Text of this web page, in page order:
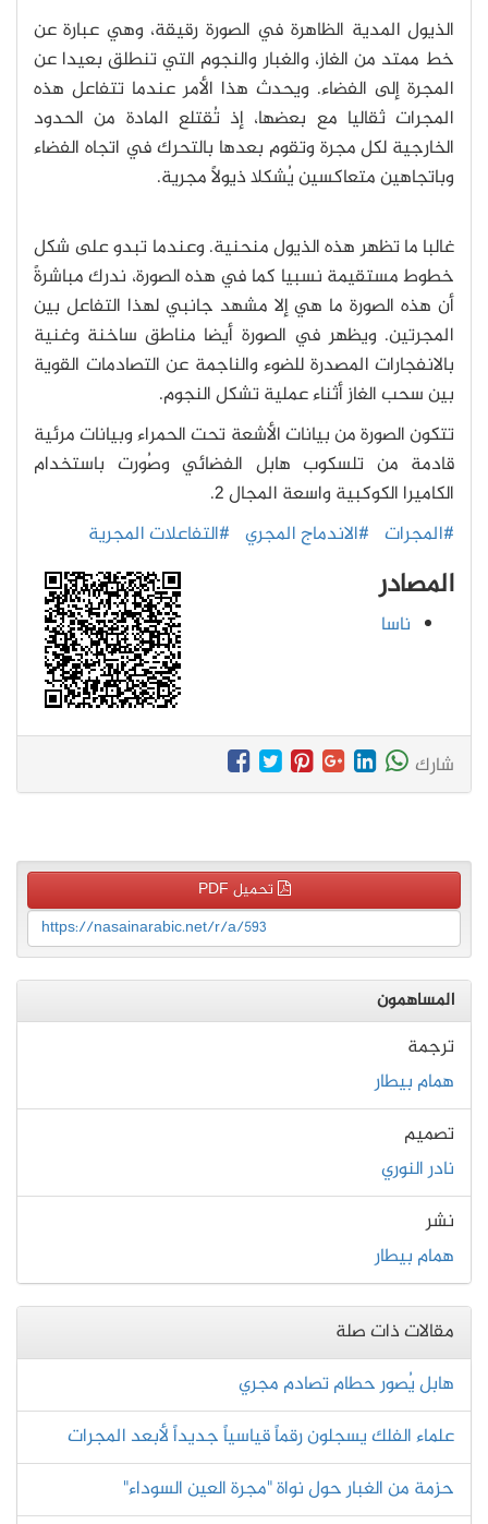
الذيول المدية الظاهرة في الصورة رقيقة، وهي عبارة عن
خط ممتد من الغاز، والغبار والنجوم التي تنطلق بعيدا عن
المجرة إلى الفضاء. ويحدث هذا الأمر عندما تتفاعل هذه
المجرات ثقاليا مع بعضها، إذ تُقتلع المادة من الحدود
الخارجية لكل مجرة وتقوم بعدها بالتحرك في اتجاه الفضاء
وباتجاهين متعاكسين يُشكلا ذيولاً مجرية.
غالبا ما تظهر هذه الذيول منحنية. وعندما تبدو على شكل
خطوط مستقيمة نسبيا كما في هذه الصورة، ندرك مباشرةً
أن هذه الصورة ما هي إلا مشهد جانبي لهذا التفاعل بين
المجرتين. ويظهر في الصورة أيضا مناطق ساخنة وغنية
بالانفجارات المصدرة للضوء والناجمة عن التصادمات القوية
بين سحب الغاز أثناء عملية تشكل النجوم.
تتكون الصورة من بيانات الأشعة تحت الحمراء وبيانات مرئية
قادمة من تلسكوب هابل الفضائي وصُورت باستخدام
الكاميرا الكوكبية واسعة المجال 2.
#المجرات #الاندماج المجري #التفاعلات المجرية
المصادر
ناسا
شارك
تحميل PDF
https://nasainarabic.net/r/a/593
المساهمون
ترجمة
همام بيطار
تصميم
نادر النوري
نشر
همام بيطار
مقالات ذات صلة
هابل يُصور حطام تصادم مجري
علماء الفلك يسجلون رقماً قياسياً جديداً لأبعد المجرات
حزمة من الغبار حول نواة "مجرة العين السوداء"